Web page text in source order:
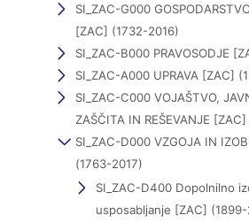
SI_ZAC-G000
[ZAC] (1732-2016)
SI_ZAC-B000 PRAVOSODJE
SI_ZAC-A000 UPRAVA [ZAC]
SI_ZAC-C000 VOJAŠTVO,
ZAŠČITA IN REŠEVANJE
SI_ZAC-D000 VZGOJA IN
(1763-2017)
SI_ZAC-D400 Dopolnilno
usposabljanje [ZAC]